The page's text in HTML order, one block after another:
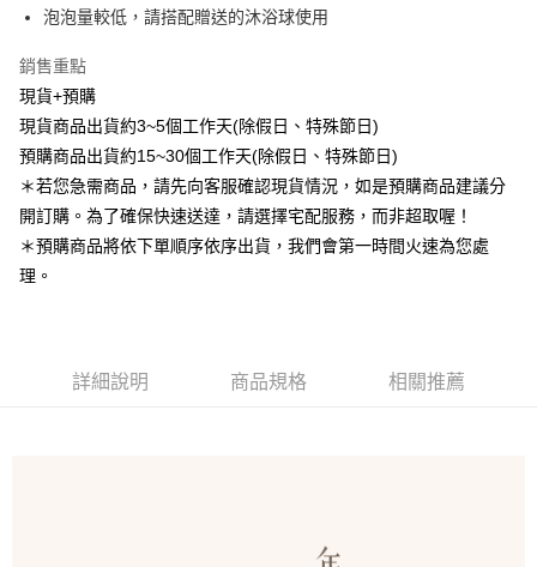
2.付款方式選擇「大哥付你分期」，訂單成立後會自動跳轉到大哥付的交易
成交易。
3.實際核准額度、可分期數及費用金額請依後續交易確認頁面所載為準。
4.訂單成立30分鐘內，如未前往確認交易或遇審核未通過，訂單將自動取
消。如遇「轉專審核」未通過狀況，表示未達大哥付你分期系統評分，恕無
【繳款方式說明】
1.分期款項不併入電信帳單，「大哥付你分期」於每月結算日後寄送繳費提
醒簡訊。
2.透過簡訊連結打開帳單後，可選擇「超商條碼／台灣大直營門市／銀行轉
帳／街口支付／iPASS MONEY」等通路繳費。
2.基於同意付款使用「大哥付你分期」之契約關係目的，商店將以您的個人
全家取貨付款
每筆NT$80，滿NT$588(含以上)免運費
付款後全家取貨
每筆NT$80，滿NT$588(含以上)免運費
萊爾富取貨付款
每筆NT$80，滿NT$888(含以上)免運費
7-11取貨付款
泡泡量較低，請搭配贈送的沐浴球使用
銷售重點
現貨+預購
現貨商品出貨約3~5個工作天(除假日、特殊節日)
預購商品出貨約15~30個工作天(除假日、特殊節日)
＊若您急需商品，請先向客服確認現貨情況，如是預購商品建議分
開訂購。為了確保快速送達，請選擇宅配服務，而非超取喔！
＊預購商品將依下單順序依序出貨，我們會第一時間火速為您處
理。
詳細說明 商品規格 相關推薦